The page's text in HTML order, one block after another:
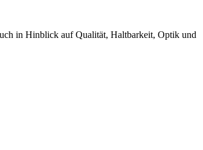
in Hinblick auf Qualität, Haltbarkeit, Optik und